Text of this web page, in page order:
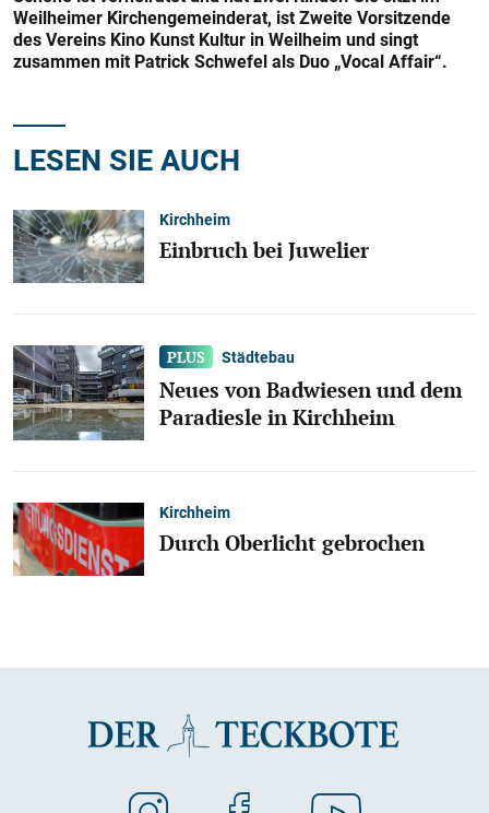
Weilheimer Kirchengemeinderat, ist Zweite Vorsitzende
des Vereins Kino Kunst Kultur in Weilheim und singt
zusammen mit Patrick Schwefel als Duo „Vocal Affair“.
LESEN SIE AUCH
Kirchheim
Einbruch bei Juwelier
Städtebau
Neues von Badwiesen und dem
Paradiesle in Kirchheim
Kirchheim
Durch Oberlicht gebrochen